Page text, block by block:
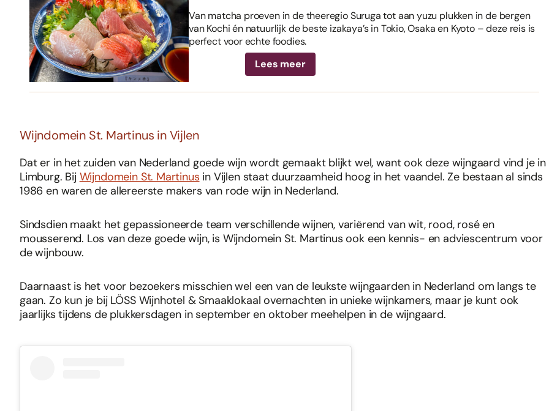
Van matcha proeven in de theeregio Suruga tot aan yuzu plukken in de bergen
van Kochi én natuurlijk de beste izakaya’s in Tokio, Osaka en Kyoto – deze reis is
perfect voor echte foodies.
Lees meer
Wijndomein St. Martinus in Vijlen
Dat er in het zuiden van Nederland goede wijn wordt gemaakt blijkt wel, want ook deze wijngaard vind je in
Limburg. Bij Wijndomein St. Martinus in Vijlen staat duurzaamheid hoog in het vaandel. Ze bestaan al sinds
1986 en waren de allereerste makers van rode wijn in Nederland.
Sindsdien maakt het gepassioneerde team verschillende wijnen, variërend van wit, rood, rosé en
mousserend. Los van deze goede wijn, is Wijndomein St. Martinus ook een kennis- en adviescentrum voor
de wijnbouw.
Daarnaast is het voor bezoekers misschien wel een van de leukste wijngaarden in Nederland om langs te
gaan. Zo kun je bij LÖSS Wijnhotel & Smaaklokaal overnachten in unieke wijnkamers, maar je kunt ook
jaarlijks tijdens de plukkersdagen in september en oktober meehelpen in de wijngaard.